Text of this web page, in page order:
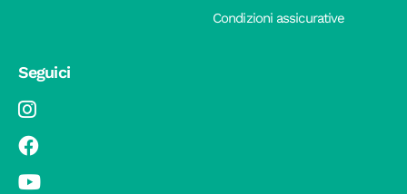
Condizioni assicurative
Seguici